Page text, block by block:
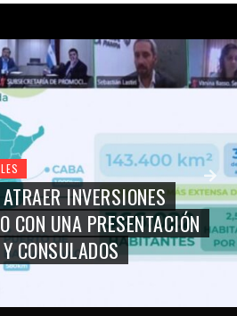
INVERSIONES
CON UNA PRESENTACIÓN
CONSULADOS